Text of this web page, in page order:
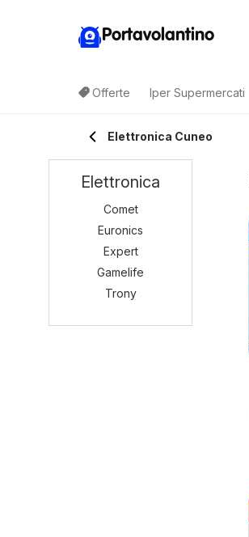
Portavolantino
Offerte Iper Supermercati
Elettronica Cuneo
Elettronica
Comet
Euronics
Expert
Gamelife
Trony